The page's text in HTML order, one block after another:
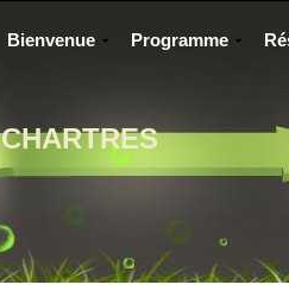
CHARTRES
Bienvenue Programme